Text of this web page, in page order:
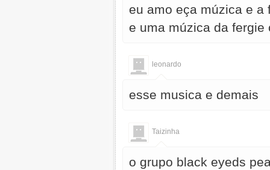
eu amo eça múzica e a
e uma múzica da fergie
leonardo
esse musica e demais
Taizinha
o grupo black eyeds